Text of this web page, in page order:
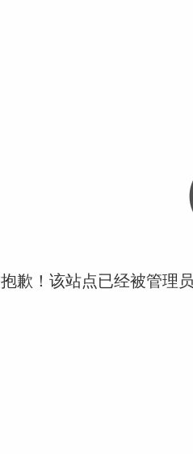
抱歉！该站点已经被管理